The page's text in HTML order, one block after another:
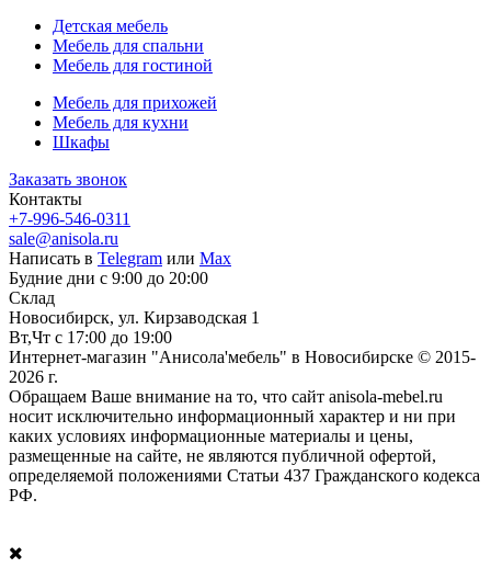
Детская мебель
Мебель для спальни
Мебель для гостиной
Мебель для прихожей
Мебель для кухни
Шкафы
Заказать звонок
Контакты
+7-996-546-0311
sale@anisola.ru
Написать в Telegram или Max
Будние дни с 9:00 до 20:00
Склад
Новосибирск, ул. Кирзаводская 1
Вт,Чт с 17:00 до 19:00
Интернет-магазин "Анисола'мебель" в Новосибирске © 2015-
2026 г.
Обращаем Ваше внимание на то, что сайт anisola-mebel.ru
носит исключительно информационный характер и ни при
каких условиях информационные материалы и цены,
размещенные на сайте, не являются публичной офертой,
определяемой положениями Статьи 437 Гражданского кодекса
РФ.